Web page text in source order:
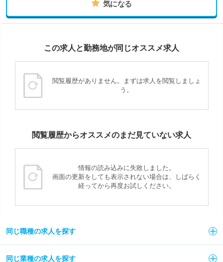
気になる
この求人と勤務地が同じオススメ求人
閲覧履歴がありません。まずは求人を閲覧しましょ
う。
閲覧履歴からオススメのまだ見ていない求人
情報の読み込みに失敗しました。
画面の更新をしても表示されない場合は、しばらく
経ってから再度お試しください。
同じ職種の求人を探す
同じ業種の求人を探す